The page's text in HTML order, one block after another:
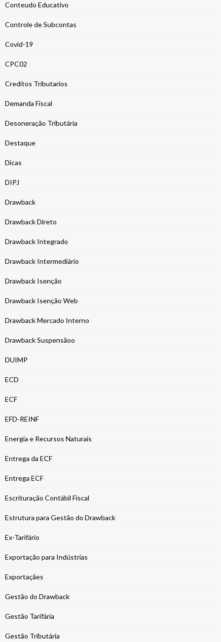
Conteudo Educativo
Controle de Subcontas
Covid-19
CPC02
Creditos Tributarios
Demanda Fiscal
Desoneração Tributária
Destaque
Dicas
DIPJ
Drawback
Drawback Direto
Drawback Integrado
Drawback Intermediário
Drawback Isenção
Drawback Isenção Web
Drawback Mercado Interno
Drawback Suspensãoo
DUIMP
ECD
ECF
EFD-REINF
Energia e Recursos Naturais
Entrega da ECF
Entrega ECF
Escrituração Contábil Fiscal
Estrutura para Gestão do Drawback
Ex-Tarifário
Exportação para Indústrias
Exportaçães
Gestão do Drawback
Gestão Tarifária
Gestão Tributária